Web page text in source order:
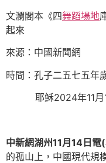
文瀾閣本《四舞蹈場地
起來
來源：中國新聞網
時間：孔子二五七五年
耶穌2024年11月
中新網湖州11月14日電
的孤山上，中國現代規